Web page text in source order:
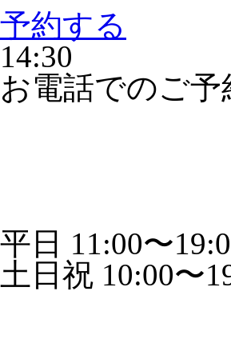
予約する
14:30
お電話でのご予
平日 11:00〜
土日祝 10:00〜